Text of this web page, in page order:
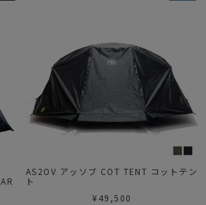
AS2OV アッソブ COT TENT コットテン
ト
¥ 49,500